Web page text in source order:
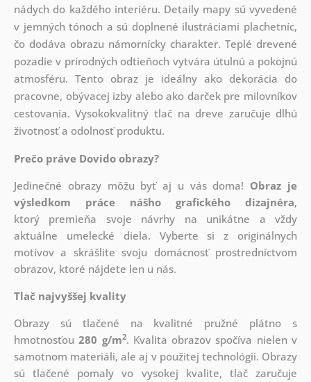
nádych do každého interiéru. Detaily mapy sú vyvedené
v jemných tónoch a sú doplnené ilustráciami plachetníc,
čo dodáva obrazu námornícky charakter. Teplé drevené
pozadie v prírodných odtieňoch vytvára útulnú a pokojnú
atmosféru. Tento obraz je ideálny ako dekorácia do
pracovne, obývacej izby alebo ako darček pre milovníkov
cestovania. Vysokokvalitný tlač na dreve zaručuje dlhú
životnosť a odolnosť produktu.
Prečo práve Dovido obrazy?
Jedinečné obrazy môžu byť aj u vás doma! Obraz je
výsledkom práce nášho grafického dizajnéra,
ktorý premieňa svoje návrhy na unikátne a vždy
aktuálne umelecké diela. Vyberte si z originálnych
motívov a skrášlite svoju domácnosť prostredníctvom
obrazov, ktoré nájdete len u nás.
Tlač najvyššej kvality
Obrazy sú tlačené na kvalitné pružné plátno s
hmotnosťou280 g/m2. Kvalita obrazov spočíva nielen v
samotnom materiáli, ale aj v použitej technológii. Obrazy
sú tlačené pomaly vo vysokej kvalite, tlač zaručuje